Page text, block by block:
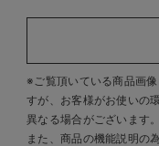
※ご覧頂いている商品画
すが、 お客様がお使いの
異なる場合がございます
また、商品の機能説明の